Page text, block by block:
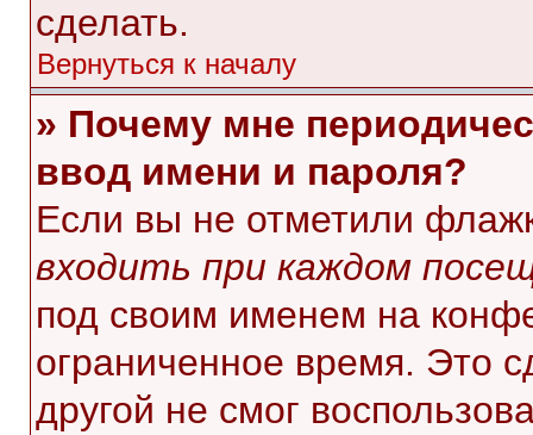
сделать.
Вернуться к началу
» Почему мне
ввод имени и пароля?
Если вы не отметили
входить при каждом
под своим именем на
ограниченное время. Это
другой не смог